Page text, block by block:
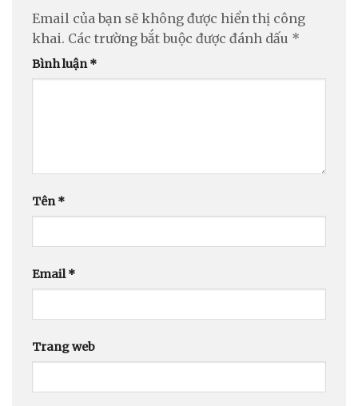
Email của bạn sẽ không được hiển thị công
khai. Các trường bắt buộc được đánh dấu *
Bình luận*
Tên*
Email*
Trang web